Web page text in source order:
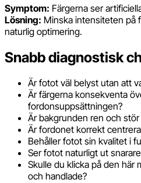
Symptom: Färgerna ser
Lösning: Minska intensiteten på
naturlig optimering.
Snabb diagnostisk
Är fotot väl belyst utan att
Är färgerna konsekventa
fordonsuppsättningen?
Är bakgrunden ren och stör
Är fordonet korrekt
Behåller fotot sin kvalitet i
Ser fotot naturligt ut
Skulle du klicka på den här
och handlade?